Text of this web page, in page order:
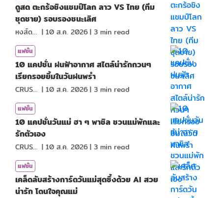
ดูสด ตะกร้อชิงแชมป์โลก ลาว VS ไทย (ทีม
ชุดชาย) รอบรองชนะเลิศ
หงส์ดรุณ | 10 ส.ค. 2026| 3 min read
แฟชั่น
10 แคปชั่น ฝนฟ้าอากาศ สไตล์น่ารักกวนๆ
เรียกรอยยิ้มในวันฝนพรำ
CRUSHที่แปลว่าแอบชอบ | 10 ส.ค. 2026| 3 min read
แฟชั่น
10 แคปชั่นวันแม่ ฮา ๆ พาชิล ชวนแม่พักและ
รักตัวเอง
CRUSHที่แปลว่าแอบชอบ | 10 ส.ค. 2026| 3 min read
แฟชั่น
เคล็ดลับสร้างการ์ดวันแม่สุดซึ้งด้วย AI สวย
น่ารัก โดนใจคุณแม่